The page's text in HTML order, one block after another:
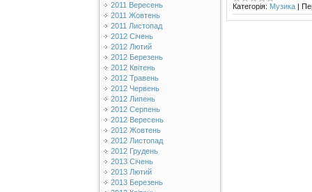
2011 Вересень
2011 Жовтень
2011 Листопад
2012 Січень
2012 Лютий
2012 Березень
2012 Квітень
2012 Травень
2012 Червень
2012 Липень
2012 Серпень
2012 Вересень
2012 Жовтень
2012 Листопад
2012 Грудень
2013 Січень
2013 Лютий
2013 Березень
Категорія: Музика |